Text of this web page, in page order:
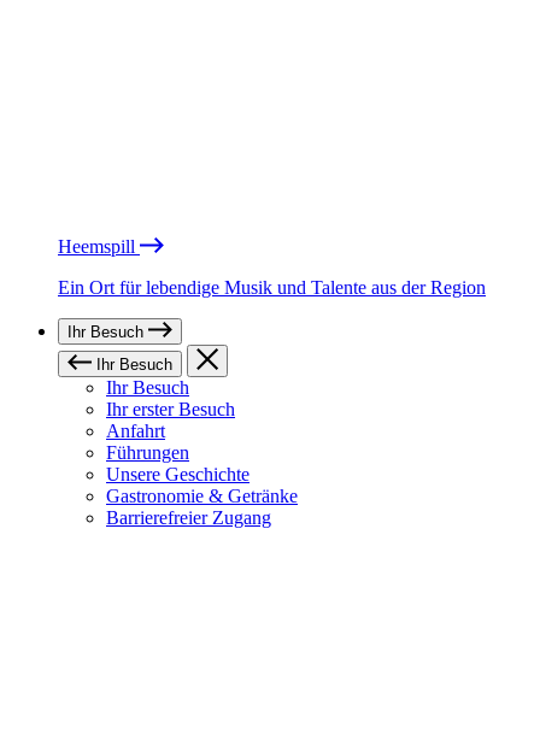
Heemspill
Ein Ort für lebendige Musik und Talente aus der Region
Ihr Besuch
Ihr Besuch
Ihr Besuch
Ihr erster Besuch
Anfahrt
Führungen
Unsere Geschichte
Gastronomie & Getränke
Barrierefreier Zugang